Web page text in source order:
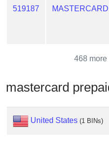
Generate
Card
Checker
Service
519187 MASTERCARD
468 more
mastercard
United States (1 BINs)